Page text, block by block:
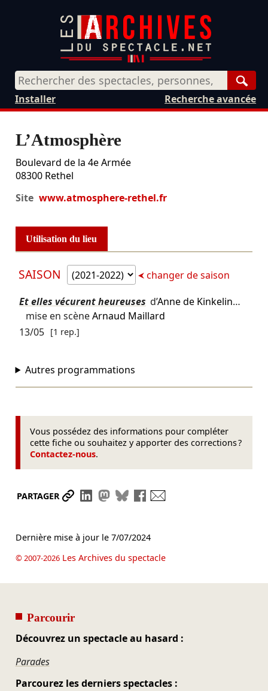
Recherche avancée
Installer
L’Atmosphère
Boulevard de la 4e Armée
08300 Rethel
Site www.atmosphere-rethel.fr
Utilisation du lieu
SAISON changer de saison
Et elles vécurent heureuses d’Anne de Kinkelin…
mise en scèneArnaud Maillard
13/05 [1 rep.]
Autres programmations
Vous possédez des informations pour compléter
cette fiche ou souhaitez y apporter des corrections ?
Contactez-nous.
PARTAGER Partager le lien
Partager sur LinkedIn
Partager sur Mastodon
Partager sur Bluesky
Partager sur Facebook
Dernière mise à jour le 7/07/2024
© 2007-2026Les Archives du spectacle
Parcourir
Découvrez un spectacle au hasard :
Parades
Parcourez les derniers spectacles :